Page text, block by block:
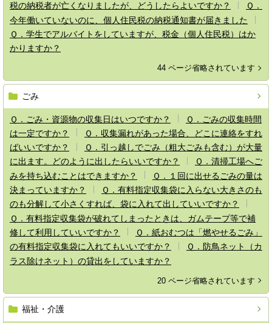
税の納税者が亡くなりましたが、どうしたらよいですか？
Ｑ．
今年働いていないのに、個人住民税の納税通知書が届きました
Ｑ．学生でアルバイトをしていますが、税金（個人住民税）はか
かりますか？
44 ページ省略されています
ごみ
Ｑ．ごみ・資源物の収集日はいつですか？
Ｑ．ごみの収集時間
は一定ですか？
Ｑ．収集漏れがあった場合、どこに連絡をすれ
ばいいですか？
Ｑ．引っ越しでごみ（粗大ごみも含む）が大量
に出ます。どのように出したらいいですか？
Ｑ．清掃工場へご
みを持ち込むことはできますか？
Ｑ．１回に出せるごみの量は
決まっていますか？
Ｑ．有料指定収集袋に入らない大きさのも
のも分解して小さくすれば、袋に入れて出していいですか？
Ｑ．有料指定収集袋が破れてしまったときは、ガムテープ等で補
修して利用していいですか？
Ｑ．紙おむつは「燃やせるごみ」
の有料指定収集袋に入れてもいいですか？
Ｑ．防鳥ネット（カ
ラス除けネット）の貸出をしていますか？
20 ページ省略されています
福祉・介護